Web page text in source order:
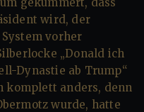
wird, der
vorher
„Donald ich
Dynastie ab Trump“
komplett anders, denn
wurde, hatte